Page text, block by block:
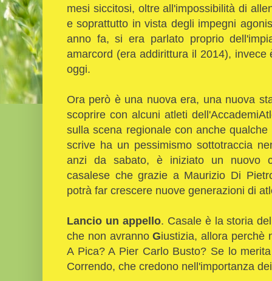
mesi siccitosi, oltre all'impossibilità di
e soprattutto in vista degli impegni
anno fa, si era parlato proprio
amarcord (era addirittura il 2014),
oggi.
Ora però è una nuova era, una nuova
scoprire con alcuni atleti
sulla scena regionale con anche
scrive ha un pessimismo sottotraccia
anzi da sabato, è iniziato un nuovo
casalese che grazie a Maurizio Di
potrà far crescere nuove generazioni di
Lancio un appello. Casale è la storia
che non avrannoGiustizia, allora perchè
A Pica? A Pier Carlo Busto? Se lo
Correndo, che credono nell'importanza